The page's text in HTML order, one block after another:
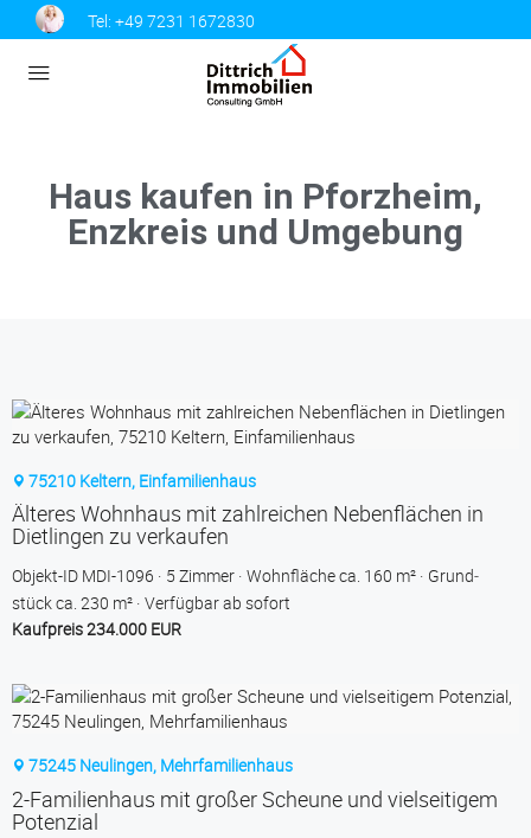
Tel: +49 7231 1672830
Haus kaufen in Pforzheim,
Enzkreis und Umgebung
75210 Keltern, Einfamilienhaus
Älteres Wohnhaus mit zahlreichen Nebenflächen in
Dietlingen zu verkaufen
Objekt-ID MDI-1096 5 Zimmer Wohnfläche ca. 160 m²
Grund­
stück ca. 230 m² Verfügbar ab sofort
Kaufpreis 234.000 EUR
75245 Neulingen, Mehrfamilienhaus
2-Familienhaus mit großer Scheune und vielseitigem
Potenzial